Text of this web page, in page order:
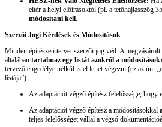
eltér a helyi előírásoktól (pl. a tetőhajlásszög
módosítani kell.
Szerzői Jogi Kérdések és Módosítások
Minden építészeti tervet szerzői jog véd. A
általában tartalmaz egy listát azokról a
tervező engedélye nélkül is el lehet végezni (ez az ún.
listája”).
Az adaptációt végző építész felelőssége, hogy
Az adaptációt végző építész a módosításokkal
teljes felelősséget vállal a végső